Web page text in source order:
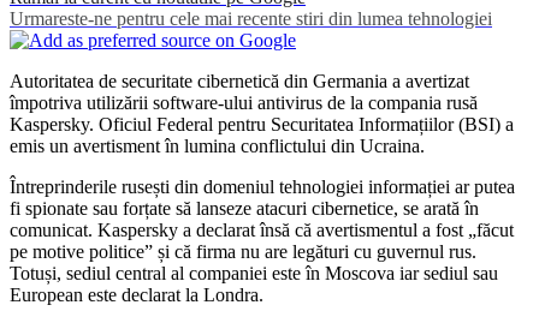
Urmareste-ne pentru cele mai recente stiri din lumea tehnologiei
Autoritatea de securitate cibernetică din Germania a avertizat
împotriva utilizării software-ului antivirus de la compania rusă
Kaspersky. Oficiul Federal pentru Securitatea Informațiilor (BSI) a
emis un avertisment în lumina conflictului din Ucraina.
Întreprinderile rusești din domeniul tehnologiei informației ar putea
fi spionate sau forțate să lanseze atacuri cibernetice, se arată în
comunicat. Kaspersky a declarat însă că avertismentul a fost „făcut
pe motive politice” și că firma nu are legături cu guvernul rus.
Totuși, sediul central al companiei este în Moscova iar sediul sau
European este declarat la Londra.